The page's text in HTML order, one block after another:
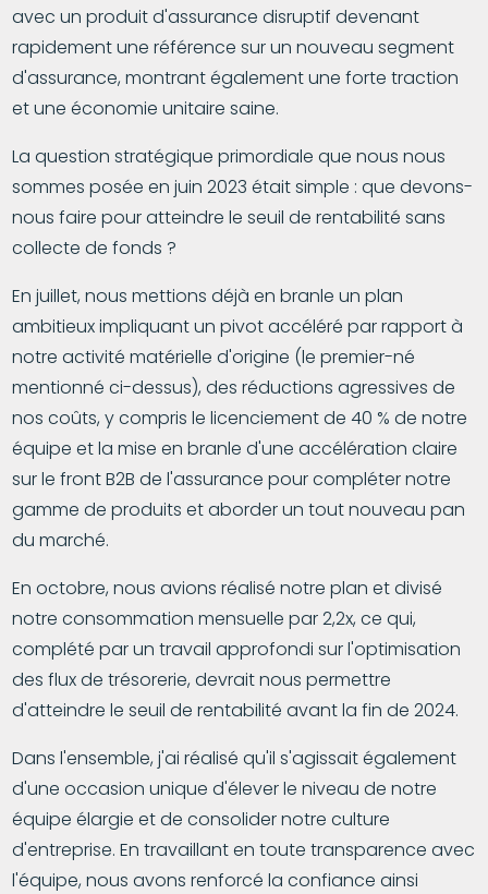
avec un produit d'assurance disruptif devenant
rapidement une référence sur un nouveau segment
d'assurance, montrant également une forte traction
et une économie unitaire saine.
La question stratégique primordiale que nous nous
sommes posée en juin 2023 était simple : que devons-
nous faire pour atteindre le seuil de rentabilité sans
collecte de fonds ?
En juillet, nous mettions déjà en branle un plan
ambitieux impliquant un pivot accéléré par rapport à
notre activité matérielle d'origine (le premier-né
mentionné ci-dessus), des réductions agressives de
nos coûts, y compris le licenciement de 40 % de notre
équipe et la mise en branle d'une accélération claire
sur le front B2B de l'assurance pour compléter notre
gamme de produits et aborder un tout nouveau pan
du marché.
En octobre, nous avions réalisé notre plan et divisé
notre consommation mensuelle par 2,2x, ce qui,
complété par un travail approfondi sur l'optimisation
des flux de trésorerie, devrait nous permettre
d'atteindre le seuil de rentabilité avant la fin de 2024.
Dans l'ensemble, j'ai réalisé qu'il s'agissait également
d'une occasion unique d'élever le niveau de notre
équipe élargie et de consolider notre culture
d'entreprise. En travaillant en toute transparence avec
l'équipe, nous avons renforcé la confiance ainsi